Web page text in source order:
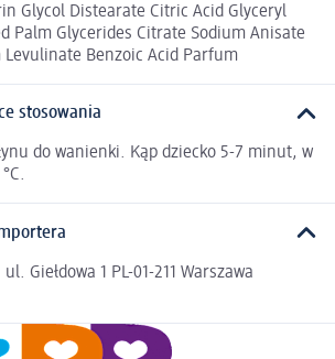
Glycol Distearate Citric Acid Glyceryl
Palm Glycerides Citrate Sodium Anisate
Levulinate Benzoic Acid Parfum
stosowania
do wanienki. Kąp dziecko 5-7 minut, w
Giełdowa 1 PL-01-211 Warszawa